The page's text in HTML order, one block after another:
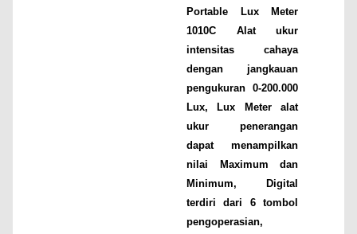
Portable Lux Meter
1010C Alat ukur
intensitas cahaya
dengan jangkauan
pengukuran 0-200.000
Lux, Lux Meter alat
ukur penerangan
dapat menampilkan
nilai Maximum dan
Minimum, Digital
terdiri dari 6 tombol
pengoperasian,